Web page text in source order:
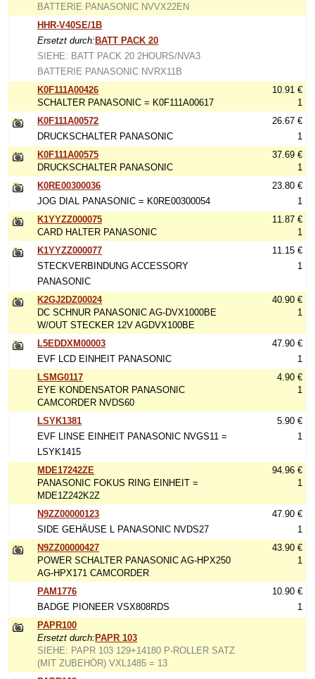
BATTERIE PANASONIC NVVX22EN
HHR-V40SE/1B
Ersetzt durch: BATT PACK 20
SIEHE: BATT PACK 20 2HOURS/NVA3
BATTERIE PANASONIC NVRX11B
K0F111A00426
SCHALTER PANASONIC = K0F111A00617
10.91 €
1
K0F111A00572
DRUCKSCHALTER PANASONIC
26.67 €
1
K0F111A00575
DRUCKSCHALTER PANASONIC
37.69 €
1
K0RE00300036
JOG DIAL PANASONIC = K0RE00300054
23.80 €
1
K1YYZZ000075
CARD HALTER PANASONIC
11.87 €
1
K1YYZZ000077
STECKVERBINDUNG ACCESSORY
PANASONIC
11.15 €
1
K2GJ2DZ00024
DC SCHNUR PANASONIC AG-DVX1000BE
W/OUT STECKER 12V AGDVX100BE
40.90 €
1
L5EDDXM00003
EVF LCD EINHEIT PANASONIC
47.90 €
1
LSMG0117
EYE KONDENSATOR PANASONIC
CAMCORDER NVDS60
4.90 €
1
LSYK1381
EVF LINSE EINHEIT PANASONIC NVGS11 =
LSYK1415
5.90 €
1
MDE17242ZE
PANASONIC FOKUS RING EINHEIT =
MDE1Z242K2Z
94.96 €
1
N9ZZ00000123
SIDE GEHÄUSE L PANASONIC NVDS27
47.90 €
1
N9ZZ00000427
POWER SCHALTER PANASONIC AG-HPX250
AG-HPX171 CAMCORDER
43.90 €
1
PAM1776
BADGE PIONEER VSX808RDS
10.90 €
1
PAPR100
Ersetzt durch: PAPR 103
SIEHE: PAPR 103 129+14180 P-ROLLER SATZ
(MIT ZUBEHÖR) VXL1485 = 13